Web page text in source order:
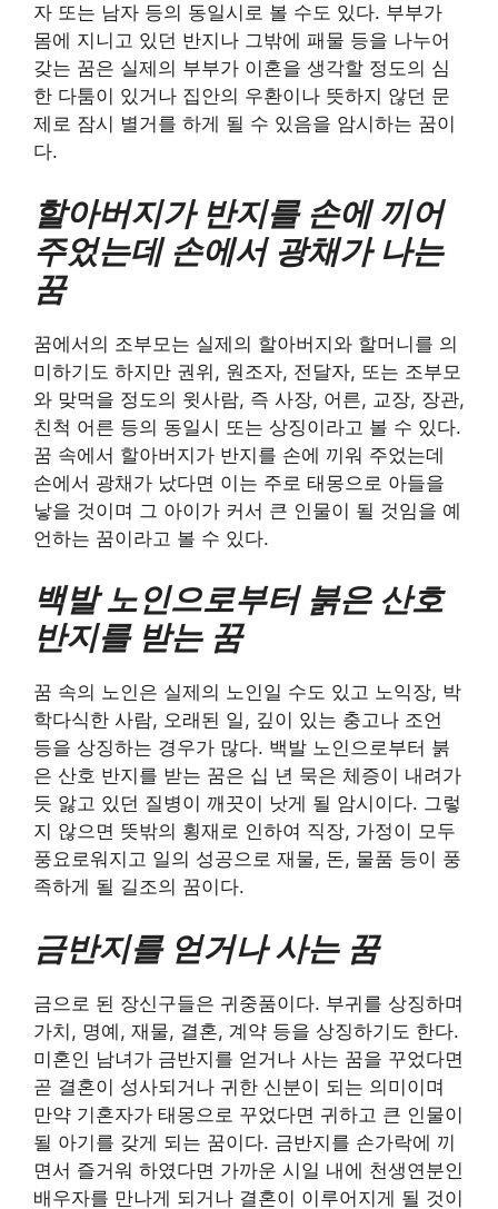
자 또는 남자 등의 동일시로 볼 수도 있다. 부부가
몸에 지니고 있던 반지나 그밖에 패물 등을 나누어
갖는 꿈은 실제의 부부가 이혼을 생각할 정도의 심
한 다툼이 있거나 집안의 우환이나 뜻하지 않던 문
제로 잠시 별거를 하게 될 수 있음을 암시하는 꿈이
다.
할아버지가 반지를 손에 끼어
주었는데 손에서 광채가 나는
꿈
꿈에서의 조부모는 실제의 할아버지와 할머니를 의
미하기도 하지만 권위, 원조자, 전달자, 또는 조부모
와 맞먹을 정도의 윗사람, 즉 사장, 어른, 교장, 장관,
친척 어른 등의 동일시 또는 상징이라고 볼 수 있다.
꿈 속에서 할아버지가 반지를 손에 끼워 주었는데
손에서 광채가 났다면 이는 주로 태몽으로 아들을
낳을 것이며 그 아이가 커서 큰 인물이 될 것임을 예
언하는 꿈이라고 볼 수 있다.
백발 노인으로부터 붉은 산호
반지를 받는 꿈
꿈 속의 노인은 실제의 노인일 수도 있고 노익장, 박
학다식한 사람, 오래된 일, 깊이 있는 충고나 조언
등을 상징하는 경우가 많다. 백발 노인으로부터 붉
은 산호 반지를 받는 꿈은 십 년 묵은 체증이 내려가
듯 앓고 있던 질병이 깨끗이 낫게 될 암시이다. 그렇
지 않으면 뜻밖의 횡재로 인하여 직장, 가정이 모두
풍요로워지고 일의 성공으로 재물, 돈, 물품 등이 풍
족하게 될 길조의 꿈이다.
금반지를 얻거나 사는 꿈
금으로 된 장신구들은 귀중품이다. 부귀를 상징하며
가치, 명예, 재물, 결혼, 계약 등을 상징하기도 한다.
미혼인 남녀가 금반지를 얻거나 사는 꿈을 꾸었다면
곧 결혼이 성사되거나 귀한 신분이 되는 의미이며
만약 기혼자가 태몽으로 꾸었다면 귀하고 큰 인물이
될 아기를 갖게 되는 꿈이다. 금반지를 손가락에 끼
면서 즐거워 하였다면 가까운 시일 내에 천생연분인
배우자를 만나게 되거나 결혼이 이루어지게 될 것이